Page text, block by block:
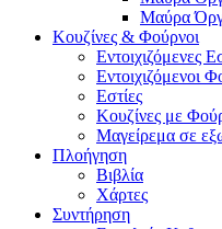
Μαύρα
Κουζίνες & Φούρνοι
Εντοιχιζόμενες
Εντοιχιζόμενοι
Εστίες
Κουζίνες με
Μαγείρεμα σε
Πλοήγηση
Βιβλία
Χάρτες
Συντήρηση